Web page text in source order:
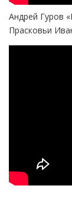
Андрей Гуров
Прасковьи